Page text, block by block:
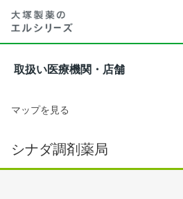
取扱い医療機関・店舗
マップを見る
シナダ調剤薬局